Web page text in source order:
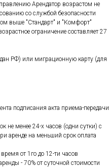
Арендатор возрастом не
со службой безопасности
выше "Стандарт" и "Комфорт"
ограничение составляет 27
РФ) или миграционную карту (для
подписания акта приема-передачи
не менее 24-х часов (одни сутки) с
аренде на меньший срок оплата
от 1го до 12-ти часов
- 70% от суточной стоимости